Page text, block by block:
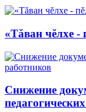
«Тăван чĕлхе -
Снижение